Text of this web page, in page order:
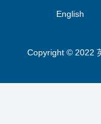
English
Copyright © 2022